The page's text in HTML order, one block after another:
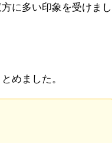
に多い印象を受けまし
めました。